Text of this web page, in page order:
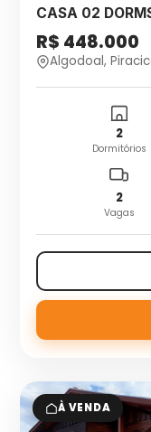
CASA 02
R$ 448.000
Algodoal,
2
Dormitórios
2
Vagas
À VENDA